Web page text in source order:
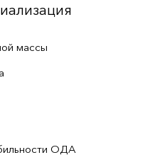
массы
ОДА